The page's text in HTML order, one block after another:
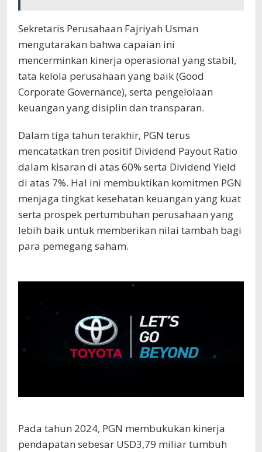
Sekretaris Perusahaan Fajriyah Usman
mengutarakan bahwa capaian ini
mencerminkan kinerja operasional yang stabil,
tata kelola perusahaan yang baik (Good
Corporate Governance), serta pengelolaan
keuangan yang disiplin dan transparan.
Dalam tiga tahun terakhir, PGN terus
mencatatkan tren positif Dividend Payout Ratio
dalam kisaran di atas 60% serta Dividend Yield
di atas 7%. Hal ini membuktikan komitmen PGN
menjaga tingkat kesehatan keuangan yang kuat
serta prospek pertumbuhan perusahaan yang
lebih baik untuk memberikan nilai tambah bagi
para pemegang saham.
Pada tahun 2024, PGN membukukan kinerja
pendapatan sebesar USD3,79 miliar tumbuh